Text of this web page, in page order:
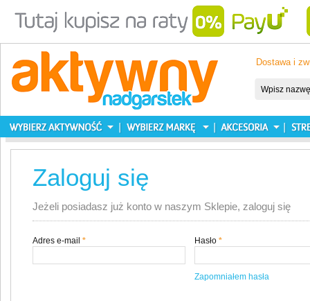
Dostawa i
Zaloguj się
Jeżeli posiadasz już konto w naszym Sklepie, zaloguj się
*
Adres e-mail *
Hasło
Zapomniałem hasła